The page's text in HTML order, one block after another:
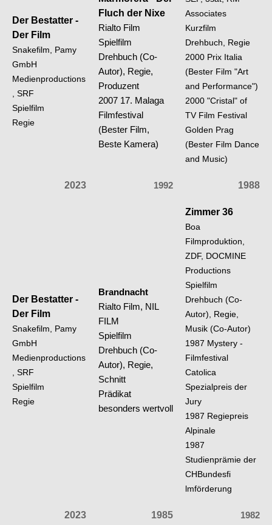
Der Bestatter -
Der Film
Snakefilm, Pamy
GmbH
Medienproductions
, SRF
Spielfilm
Regie
Fluch der Nixe
Rialto Film
Spielfilm
Drehbuch (Co-
Autor), Regie,
Produzent
2007 17. Malaga
Filmfestival
(Bester Film,
Beste Kamera)
Associates
Kurzfilm
Drehbuch, Regie
2000 Prix Italia
(Bester Film "Art
and Performance")
2000 "Cristal" of
TV Film Festival
Golden Prag
(Bester Film Dance
and Music)
2023 1992 1988
Der Bestatter -
Der Film
Snakefilm, Pamy
GmbH
Medienproductions
, SRF
Spielfilm
Regie
Brandnacht
Rialto Film, NIL
FILM
Spielfilm
Drehbuch (Co-
Autor), Regie,
Schnitt
Prädikat
besonders wertvoll
Zimmer 36
Boa
Filmproduktion,
ZDF, DOCMINE
Productions
Spielfilm
Drehbuch (Co-
Autor), Regie,
Musik (Co-Autor)
1987 Mystery -
Filmfestival
Catolica
Spezialpreis der
Jury
1987 Regiepreis
Alpinale
1987
Studienprämie der
CHBundesfi
lmförderung
2023 1985 1982